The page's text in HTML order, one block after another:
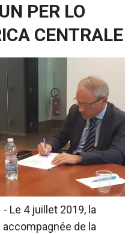
PER LO
CENTRALE
- Le 4 juillet 2019, la
de la